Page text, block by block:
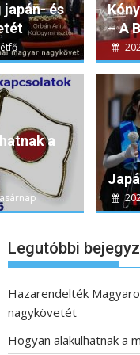
Doma-Mikó István
extrém hőhullám
Kiemelt cikkeink
és
a
– A
Legutóbbi
Hazarendelték
nagykövetét
Hogyan alakulhatnak a